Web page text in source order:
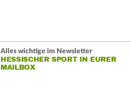
Alles wichtige im Newsletter
HESSISCHER SPORT IN EURER
MAILBOX